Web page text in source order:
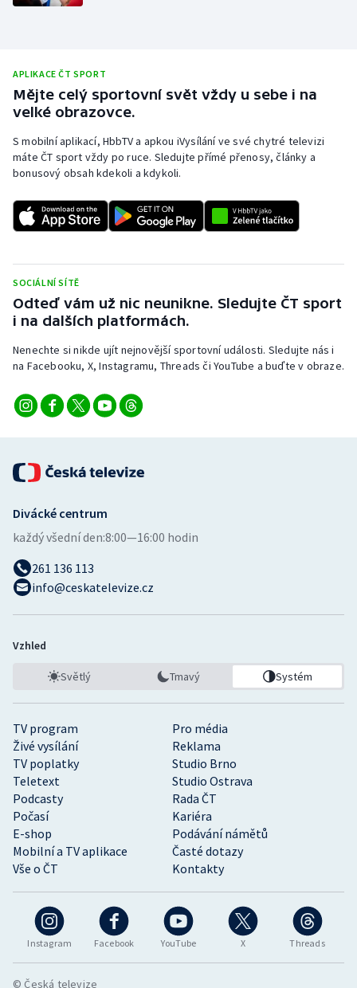
Ragby
Rychlobruslení
Rychlostní kanoistika
Short track
Stolní tenis
Triatlon
Veslování
Vodní slalom
Volejbal
Ostatní
APLIKACE ČT SPORT
Mějte celý sportovní svět vždy u sebe i na
velké obrazovce.
S mobilní aplikací, HbbTV a apkou iVysílání ve své chytré televizi
máte ČT sport vždy po ruce. Sledujte přímé přenosy, články a
bonusový obsah kdekoli a kdykoli.
SOCIÁLNÍ SÍTĚ
Odteď vám už nic neunikne. Sledujte ČT sport
i na dalších platformách.
Nenechte si nikde ujít nejnovější sportovní události. Sledujte nás i
na Facebooku, X, Instagramu, Threads či YouTube a buďte v obraze.
Instagram Facebook YouTube X Threads
TV program
Pro média
Živé vysílání
Reklama
TV poplatky
Studio Brno
Teletext
Studio Ostrava
Podcasty
Rada ČT
Počasí
Kariéra
E-shop
Podávání námětů
Mobilní a TV aplikace
Časté dotazy
Vše o ČT
Kontakty
Divácké centrum
každý všední den:8:00—16:00 hodin
261 136 113
info@ceskatelevize.cz
Vzhled
Světlý Tmavý Systém
© Česká televize